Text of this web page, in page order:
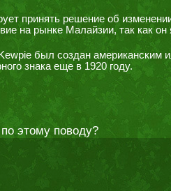
принять решение об
на рынке Малайзии, так как
был создан американским
знака еще в 1920 году.
этому поводу?